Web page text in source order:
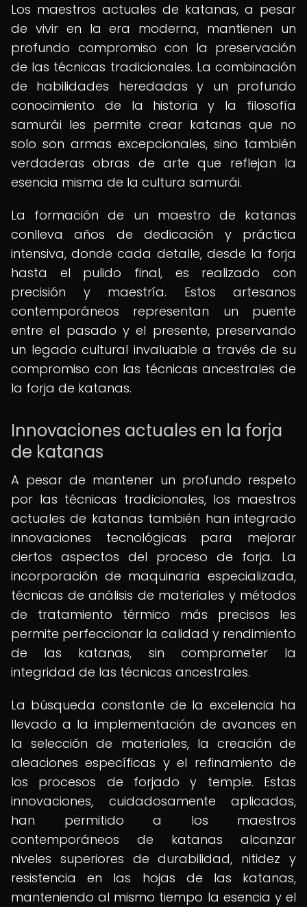
Los maestros actuales de katanas, a pesar
de vivir en la era moderna, mantienen un
profundo compromiso con la preservación
de las técnicas tradicionales. La combinación
de habilidades heredadas y un profundo
conocimiento de la historia y la filosofía
samurái les permite crear katanas que no
solo son armas excepcionales, sino también
verdaderas obras de arte que reflejan la
esencia misma de la cultura samurái.
La formación de un maestro de katanas
conlleva años de dedicación y práctica
intensiva, donde cada detalle, desde la forja
hasta el pulido final, es realizado con
precisión y maestría. Estos artesanos
contemporáneos representan un puente
entre el pasado y el presente, preservando
un legado cultural invaluable a través de su
compromiso con las técnicas ancestrales de
la forja de katanas.
Innovaciones actuales en la forja
de katanas
A pesar de mantener un profundo respeto
por las técnicas tradicionales, los maestros
actuales de katanas también han integrado
innovaciones tecnológicas para mejorar
ciertos aspectos del proceso de forja. La
incorporación de maquinaria especializada,
técnicas de análisis de materiales y métodos
de tratamiento térmico más precisos les
permite perfeccionar la calidad y rendimiento
de las katanas, sin comprometer la
integridad de las técnicas ancestrales.
La búsqueda constante de la excelencia ha
llevado a la implementación de avances en
la selección de materiales, la creación de
aleaciones específicas y el refinamiento de
los procesos de forjado y temple. Estas
innovaciones, cuidadosamente aplicadas,
han permitido a los maestros
contemporáneos de katanas alcanzar
niveles superiores de durabilidad, nitidez y
resistencia en las hojas de las katanas,
manteniendo al mismo tiempo la esencia y el